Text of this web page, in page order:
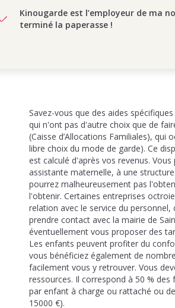
Kinougarde est l’employeur de ma
terminé la paperasse !
Savez-vous que des aides
qui n'ont pas d'autre choix que de
(Caisse d’Allocations Familiales),
libre choix du mode de garde). Ce
est calculé d'après vos revenus.
assistante maternelle, à une
pourrez malheureusement pas
l'obtenir. Certaines entreprises
relation avec le service du
prendre contact avec la mairie de
éventuellement vous proposer des
Les enfants peuvent profiter du
vous bénéficiez également de
facilement vous y retrouver. Vous
ressources. Il correspond à 50 %
par enfant à charge ou rattaché ou
15000 €).